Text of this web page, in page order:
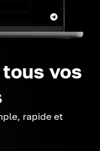
vos
rapide et